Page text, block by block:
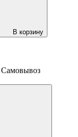
В корзину
Самовывоз